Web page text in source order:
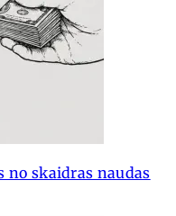
no skaidras naudas